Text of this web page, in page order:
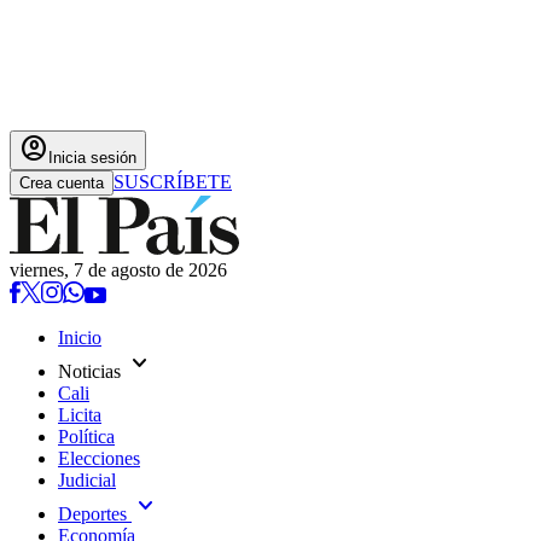
account_circle Inicia sesión
Crea cuenta SUSCRÍBETE
viernes, 7 de agosto de 2026
Inicio
Noticias expand_more
Cali
Licita
Política
Elecciones
Judicial
Deportes expand_more
Economía